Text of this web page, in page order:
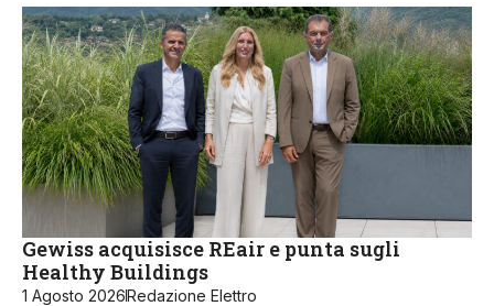
Gewiss acquisisce REair e punta sugli
Healthy Buildings
1 Agosto 2026Redazione Elettro